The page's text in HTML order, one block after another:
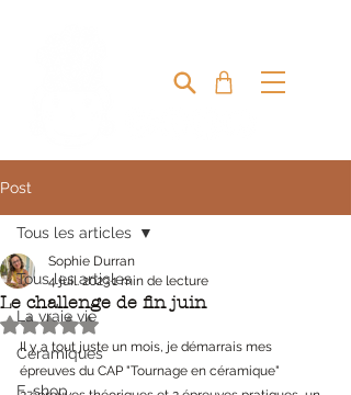
Post
Tous les articles
La vraie vie
Céramiques
E-shop
Tous les articles
Le challenge de fin juin
Sophie Durran
4 juil. 20231 min de lecture
Noté NaN étoiles sur 5.
Il y a tout juste un mois, je démarrais mes
épreuves du CAP "Tournage en céramique"